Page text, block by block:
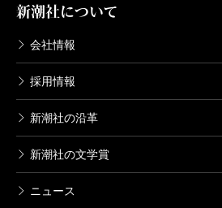
新潮社について
会社情報
採用情報
新潮社の沿革
新潮社の文学賞
ニュース